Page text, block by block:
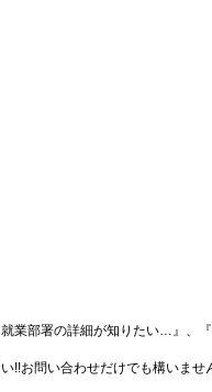
業部署の詳細が知りたい…』、
!!お問い合わせだけでも構いませ